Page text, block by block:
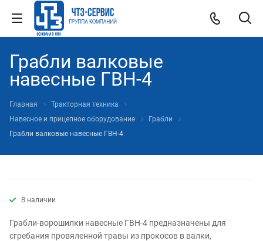
Грабли валковые
навесные ГВН-4
Главная
Тракторная техника
Навесное и прицепное оборудование
Грабли
Грабли валковые навесные ГВН-4
В наличии
Грабли-ворошилки навесные ГВН-4 предназначены для
сгребания провяленной травы из прокосов в валки,